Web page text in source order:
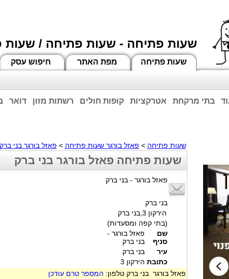
שעות פתיחה - שעות פתיחה / שעות
חיפוש עסק מפת האתר שעות פתיחה
דואר רשתות מזון קופות חולים אטרקציות בתי מרקחת
שעות פתיחה > פאזל בורגר שעות פתיחה > פאזל בורגר בני
שעות פתיחה פאזל בורגר בני ברק
פאזל בורגר - בני ברק
בני ברק
הירקון 3,בני ברק
(בתי קפה ומסעדות)
שם
סניף
פאזל בורגר -
בני ברק
עיר
בני ברק
כתובת הירקון 3
פאזל בורגר בני ברק טלפון: המספר טרם עודכן